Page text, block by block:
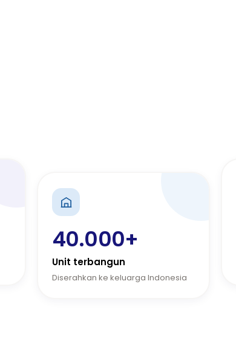
40.000+
Unit terbangun
Diserahkan ke keluarga Indonesia